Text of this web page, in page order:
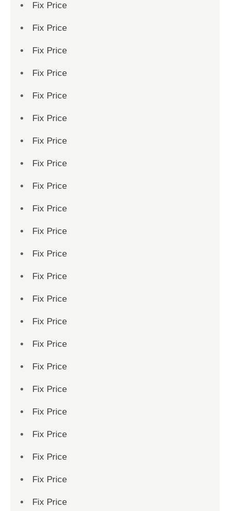
Fix Price
Fix Price
Fix Price
Fix Price
Fix Price
Fix Price
Fix Price
Fix Price
Fix Price
Fix Price
Fix Price
Fix Price
Fix Price
Fix Price
Fix Price
Fix Price
Fix Price
Fix Price
Fix Price
Fix Price
Fix Price
Fix Price
Fix Price